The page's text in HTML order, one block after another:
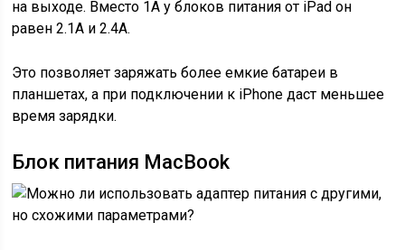
на выходе. Вместо 1А у блоков питания от iPad он
равен 2.1А и 2.4А.
Это позволяет заряжать более емкие батареи в
планшетах, а при подключении к iPhone даст меньшее
время зарядки.
Блок питания MacBook